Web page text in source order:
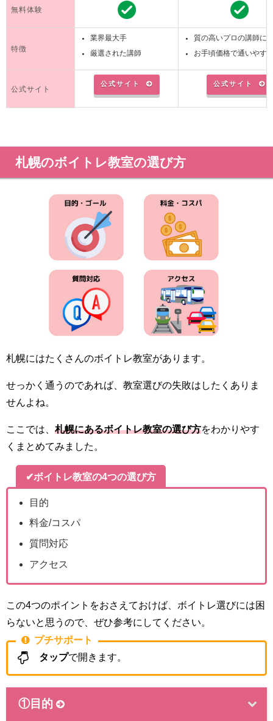
無料体験
特徴
業界最大手
厳選された講師
質の高いプロの講師に
お手頃価格で通いやす
公式サイト
公式サイト 公式サイト
札幌のボイトレ教室の選び方
札幌にはたくさんのボイトレ教室があります。
せっかく通うのであれば、教室選びの失敗はしたくありま
せんよね。
ここでは、 札幌にあるボイトレ教室の選び方をわかりやす
くまとめてみました。
✔ボイトレ教室の4つの選び方
目的
料金/コスパ
質問対応
アクセス
この4つのポイントをおさえておけば、ボイトレ選びには困
らないと思うので、ぜひ参考にしてください。
プチサポート
タップで開きます。
①目的